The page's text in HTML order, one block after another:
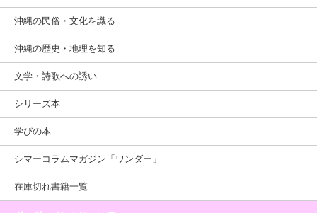
沖縄の民俗・文化を識る
沖縄の歴史・地理を知る
文学・詩歌への誘い
シリーズ本
学びの本
シマーコラムマガジン「ワンダー」
在庫切れ書籍一覧